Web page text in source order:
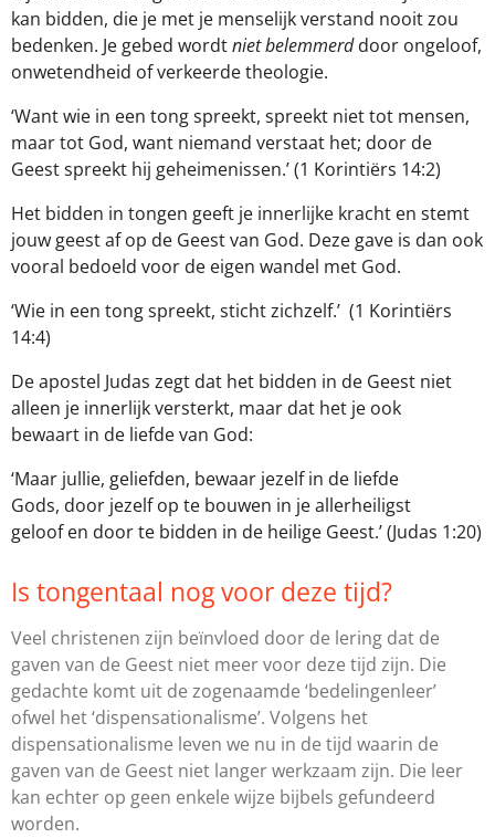
kan bidden, die je met je menselijk verstand nooit zou
bedenken. Je gebed wordtniet belemmerddoor ongeloof,
onwetendheid of verkeerde theologie.
‘Want wie in een tong spreekt, spreekt niet tot mensen,
maar tot God, want niemand verstaat het; door de
Geest spreekt hij geheimenissen.’ (1 Korintiërs 14:2)
Het bidden in tongen geeft je innerlijke kracht en stemt
jouw geest af op de Geest van God. Deze gave is dan ook
vooral bedoeld voor de eigen wandel met God.
‘Wie in een tong spreekt, sticht zichzelf.’ (1 Korintiërs
14:4)
De apostel Judas zegt dat het bidden in de Geest niet
alleen je innerlijk versterkt, maar dat het je ook
bewaart in de liefde van God:
‘Maar jullie, geliefden, bewaar jezelf in de liefde
Gods, door jezelf op te bouwen in je allerheiligst
geloof en door te bidden in de heilige Geest.’ (Judas 1:20)
Is tongentaal nog voor deze tijd?
Veel christenen zijn beïnvloed door de lering dat de
gaven van de Geest niet meer voor deze tijd zijn. Die
gedachte komt uit de zogenaamde ‘bedelingenleer’
ofwel het ‘dispensationalisme’. Volgens het
dispensationalisme leven we nu in de tijd waarin de
gaven van de Geest niet langer werkzaam zijn. Die leer
kan echter op geen enkele wijze bijbels gefundeerd
worden.